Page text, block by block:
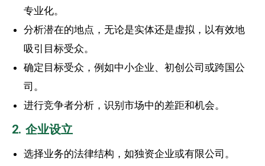
专业化。
分析潜在的地点，无论是实体还是虚拟，以有效地
吸引目标受众。
确定目标受众，例如中小企业、初创公司或跨国公
司。
进行竞争者分析，识别市场中的差距和机会。
2. 企业设立
选择业务的法律结构，如独资企业或有限公司。